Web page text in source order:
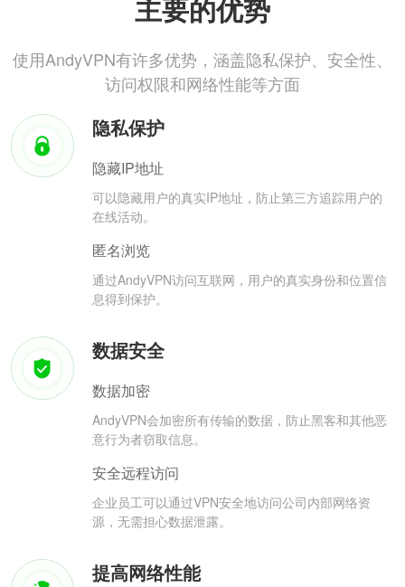
主要的优势
使用AndyVPN有许多优势，涵盖隐私保护、安全性、
访问权限和网络性能等方面
隐私保护
隐藏IP地址
可以隐藏用户的真实IP地址，防止第三方追踪用户的
在线活动。
匿名浏览
通过AndyVPN访问互联网，用户的真实身份和位置信
息得到保护。
数据安全
数据加密
AndyVPN会加密所有传输的数据，防止黑客和其他恶
意行为者窃取信息。
安全远程访问
企业员工可以通过VPN安全地访问公司内部网络资
源，无需担心数据泄露。
提高网络性能